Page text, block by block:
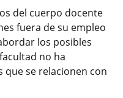
del cuerpo docente
fuera de su empleo
los posibles
no ha
se relacionen con